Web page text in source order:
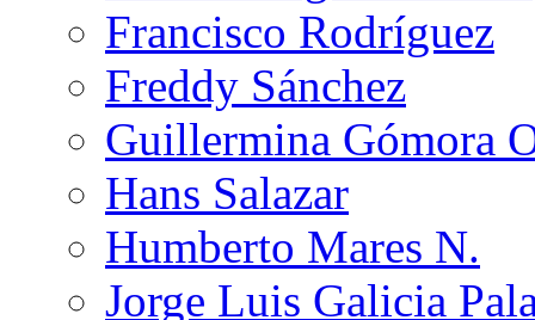
Francisco Rodríguez
Freddy Sánchez
Guillermina Gómora
Hans Salazar
Humberto Mares N.
Jorge Luis Galicia